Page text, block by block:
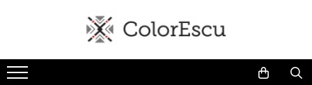
Toate produsele
Tricouri